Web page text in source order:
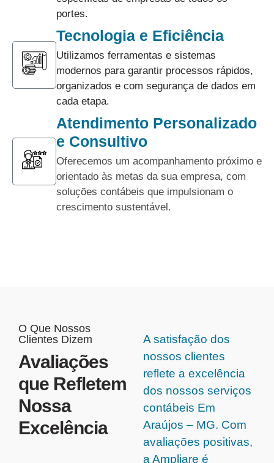
portes.
Tecnologia e Eficiência
Utilizamos ferramentas e sistemas
modernos para garantir processos rápidos,
organizados e com segurança de dados em
cada etapa.
Atendimento Personalizado
e Consultivo
Oferecemos um acompanhamento próximo e
orientado às metas da sua empresa, com
soluções contábeis que impulsionam o
crescimento sustentável.
O Que Nossos
Clientes Dizem
Avaliações
que Refletem
Nossa
Excelência
A satisfação dos
nossos clientes
reflete a excelência
dos nossos serviços
contábeis Em
Araújos – MG. Com
avaliações positivas,
a Ampliare é